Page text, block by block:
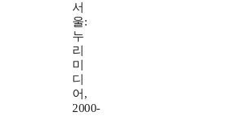
서
울:
누
리
미
디
어,
2000-